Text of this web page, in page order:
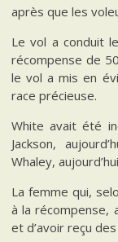
après que les
Le vol a conduit
récompense de
le vol a mis en
race précieuse.
White avait été
Jackson,
Whaley,
La femme qui,
à la récompense,
et d’avoir reçu